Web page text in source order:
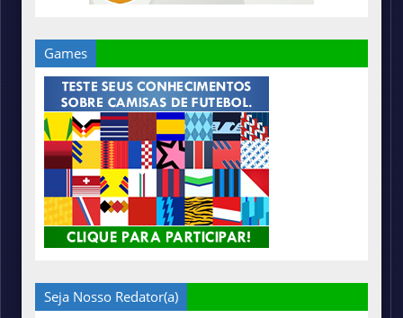
Games
Seja Nosso Redator(a)